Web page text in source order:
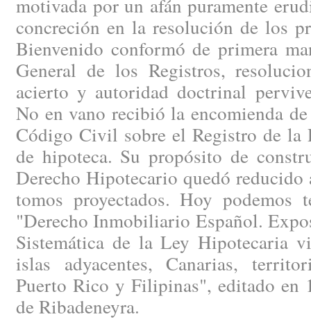
motivada por un afán puramente
concreción en la resolución de los
Bienvenido conformó de primera
General de los Registros,
acierto y autoridad doctrinal
No en vano recibió la encomienda
Código Civil sobre el Registro de la
de hipoteca. Su propósito de
Derecho Hipotecario quedó
tomos proyectados. Hoy podemos
"Derecho Inmobiliario Español.
Sistemática de la Ley Hipotecaria
islas adyacentes, Canarias,
Puerto Rico y Filipinas", editado en
de Ribadeneyra.